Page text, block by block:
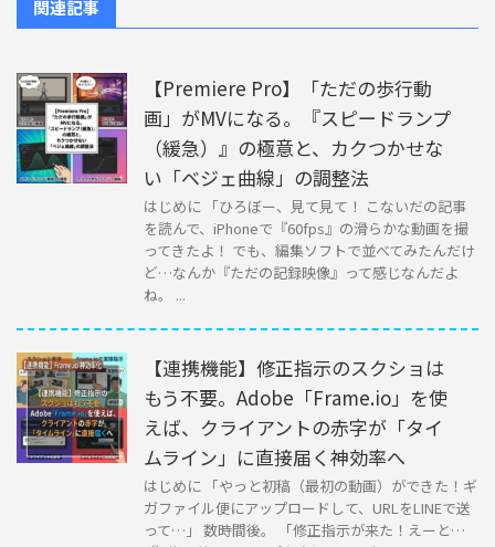
関連記事
【Premiere Pro】「ただの歩行動
画」がMVになる。『スピードランプ
（緩急）』の極意と、カクつかせな
い「ベジェ曲線」の調整法
はじめに 「ひろぼー、見て見て！ こないだの記事
を読んで、iPhoneで『60fps』の滑らかな動画を撮
ってきたよ！ でも、編集ソフトで並べてみたんだけ
ど…なんか『ただの記録映像』って感じなんだよ
ね。 ...
【連携機能】修正指示のスクショは
もう不要。Adobe「Frame.io」を使
えば、クライアントの赤字が「タイ
ムライン」に直接届く神効率へ
はじめに 「やっと初稿（最初の動画）ができた！ギ
ガファイル便にアップロードして、URLをLINEで送
って…」 数時間後。 「修正指示が来た！えーと…